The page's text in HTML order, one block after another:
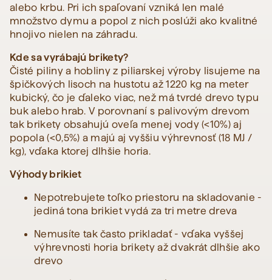
alebo krbu. Pri ich spaľovaní vzniká len malé
množstvo dymu a popol z nich poslúži ako kvalitné
hnojivo nielen na záhradu.
Kde sa vyrábajú brikety?
Čisté piliny a hobliny z piliarskej výroby lisujeme na
špičkových lisoch na hustotu až 1220 kg na meter
kubický, čo je ďaleko viac, než má tvrdé drevo typu
buk alebo hrab. V porovnaní s palivovým drevom
tak brikety obsahujú oveľa menej vody (<10%) aj
popola (<0,5%) a majú aj vyššiu výhrevnosť (18 ​​MJ /
kg), vďaka ktorej dlhšie horia.
Výhody brikiet
Nepotrebujete toľko priestoru na skladovanie -
jediná tona brikiet vydá za tri metre dreva
Nemusíte tak často prikladať - vďaka vyššej
výhrevnosti horia brikety až dvakrát dlhšie ako
drevo